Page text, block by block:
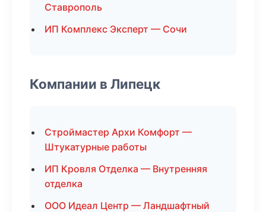
Ставрополь
ИП Комплекс Эксперт — Сочи
Компании в Липецк
Строймастер Архи Комфорт —
Штукатурные работы
ИП Кровля Отделка — Внутренняя
отделка
ООО Идеал Центр — Ландшафтный